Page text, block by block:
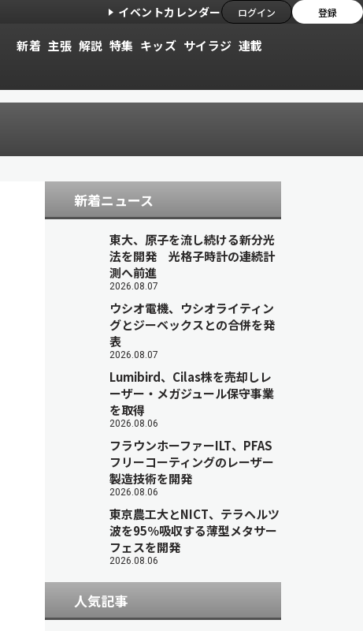
イベントカレンダー ログイン 登録
新着 主張 解説 特集 キッズ サイラジ 連載
新着ニュース
東大、原子を流し続ける新分光
法を開発 光格子時計の連続計
測へ前進
2026.08.07
ウシオ電機、ウシオライティン
グとジーベックスとの合併を発
表
2026.08.07
Lumibird、Cilas株を売却しレ
ーザー・メガジュール保守事業
を取得
2026.08.06
フラウンホーファーILT、PFAS
フリーコーティングのレーザー
製造技術を開発
2026.08.06
東京農工大とNICT、テラヘルツ
波を95％吸収する薄型メタサー
フェスを開発
2026.08.06
人気記事